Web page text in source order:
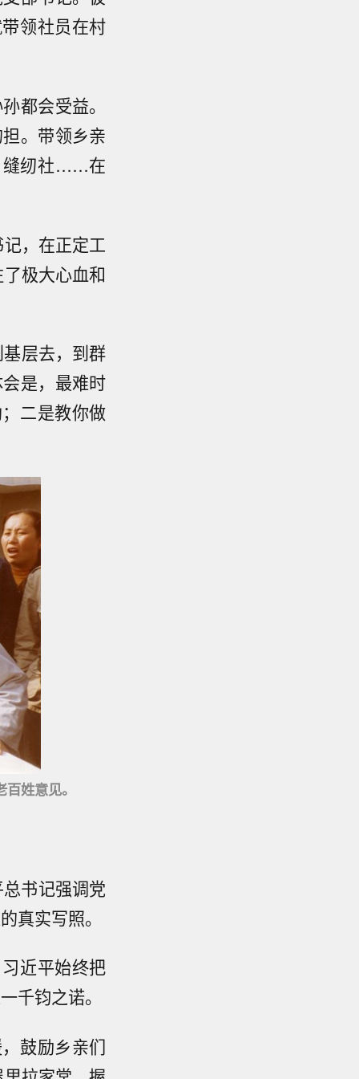
领社员在村
都会受益。
。带领乡亲
缝纫社……在
，在正定工
极大心血和
层去，到群
是，最难时
二是教你做
姓意见。
书记强调党
真实写照。
近平始终把
千钧之诺。
鼓励乡亲们